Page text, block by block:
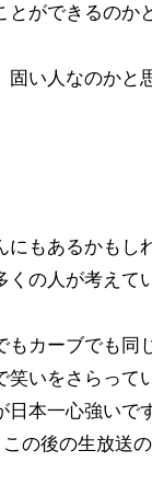
とができるのか
固い人なのかと
にもあるかもし
の人が考えて
もカーブでも同
笑いをさらって
本一心強いです
の後の生放送